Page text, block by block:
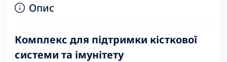
Опис
Комплекс для підтримки кісткової
системи та імунітету